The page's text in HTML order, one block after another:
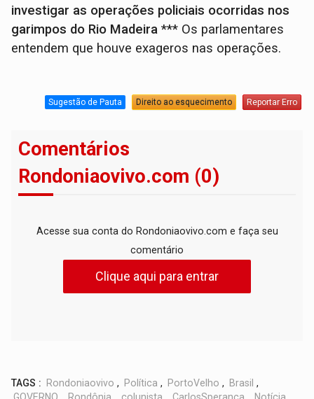
investigar as operações policiais ocorridas nos
garimpos do Rio Madeira*** Os parlamentares
entendem que houve exageros nas operações.
Sugestão de Pauta Direito ao esquecimento Reportar Erro
Comentários
Rondoniaovivo.com (0)
Acesse sua conta do Rondoniaovivo.com e faça seu
comentário
Clique aqui para entrar
TAGS : Rondoniaovivo , Política , PortoVelho , Brasil ,
GOVERNO
Rondônia colunista CarlosSperança Notícia